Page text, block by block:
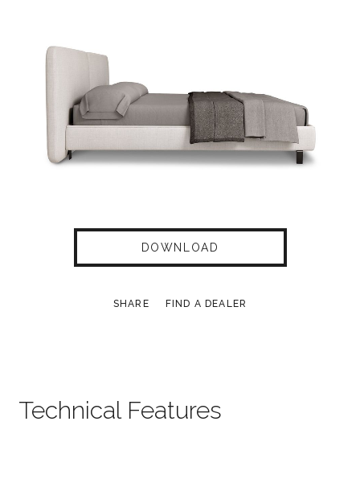
DOWNLOAD
SHARE FIND A DEALER
Technical Features